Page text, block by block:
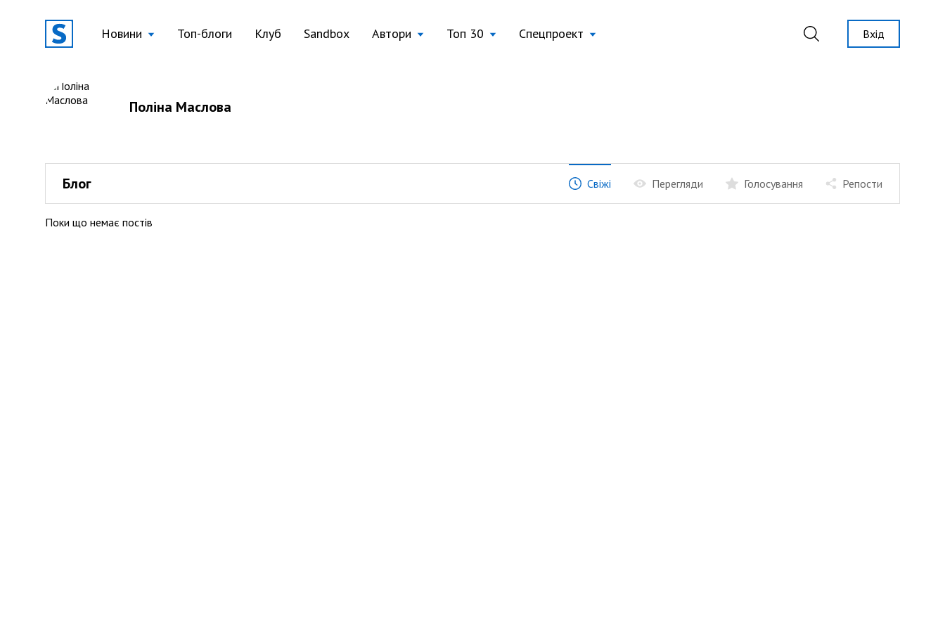
Новини Топ-блоги Клуб Sandbox Автори Топ 30 Спецпроект Вхід
Поліна Маслова
Блог Свіжі Перегляди Голосування Репости
Поки що немає постів